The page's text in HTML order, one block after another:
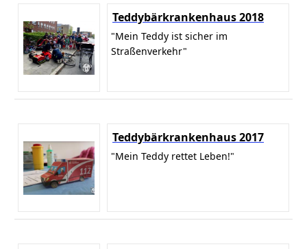
Teddybärkrankenhaus 2018
"Mein Teddy ist sicher im
Straßenverkehr"
Teddybärkrankenhaus 2017
"Mein Teddy rettet Leben!"